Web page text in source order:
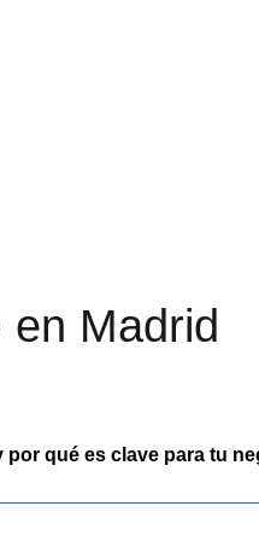
en Madrid
por qué es clave para tu